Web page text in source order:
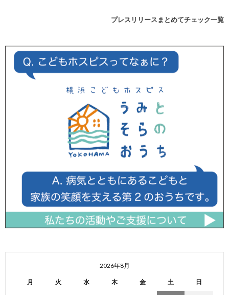
プレスリリースまとめてチェック一覧
2026年8月
月 火 水 木 金 土 日